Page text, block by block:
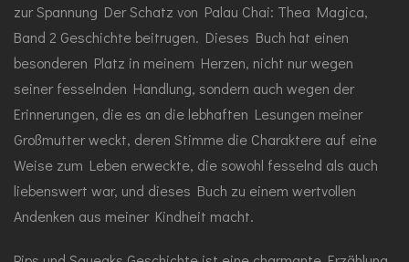
zur Spannung Der Schatz von Palau Chai: Thea Magica,
Band 2 Geschichte beitrugen. Dieses Buch hat einen
besonderen Platz in meinem Herzen, nicht nur wegen
seiner fesselnden Handlung, sondern auch wegen der
Erinnerungen, die es an die lebhaften Lesungen meiner
Großmutter weckt, deren Stimme die Charaktere auf eine
Weise zum Leben erweckte, die sowohl fesselnd als auch
liebenswert war, und dieses Buch zu einem wertvollen
Andenken aus meiner Kindheit macht.